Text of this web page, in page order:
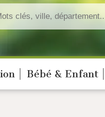
Bébé & Enfant